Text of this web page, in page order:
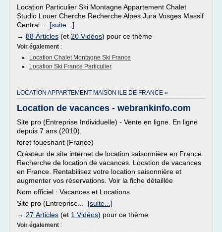
Location Particulier Ski Montagne Appartement Chalet
Studio Louer Cherche Recherche Alpes Jura Vosges Massif
Central... [suite...]
→ 88 Articles (et 20 Vidéos) pour ce thème
Voir également :
Location Chalet Montagne Ski France
Location Ski France Particulier
LOCATION APPARTEMENT MAISON ILE DE FRANCE »
Location de vacances - webrankinfo.com
Site pro (Entreprise Individuelle) - Vente en ligne. En ligne
depuis 7 ans (2010).
foret fouesnant (France)
Créateur de site internet de location saisonnière en France.
Recherche de location de vacances. Location de vacances
en France. Rentabilisez votre location saisonnière et
augmenter vos réservations. Voir la fiche détaillée
Nom officiel : Vacances et Locations
Site pro (Entreprise... [suite...]
→ 27 Articles (et 1 Vidéos) pour ce thème
Voir également :